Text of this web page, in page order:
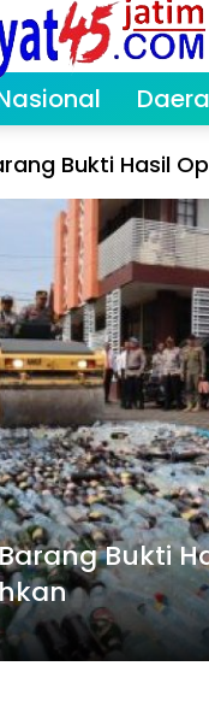
Bukti Hasil
Bukti